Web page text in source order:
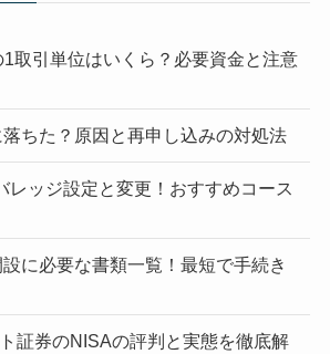
取引単位はいくら？必要資金と注意
ちた？原因と再申し込みの対処法
レッジ設定と変更！おすすめコース
に必要な書類一覧！最短で手続き
証券のNISAの評判と実態を徹底解